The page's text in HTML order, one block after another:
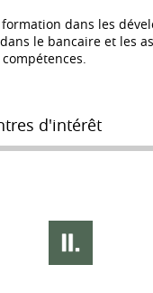
dans les
le bancaire et les
d'intérêt